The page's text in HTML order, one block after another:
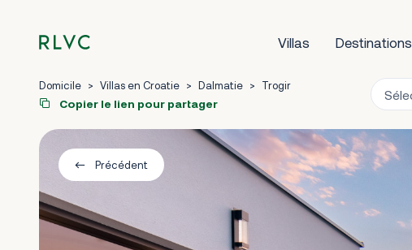
Villas Destinations
Domicile > Villas en Croatie > Dalmatie > Trogir
Copier le lien pour partager
Précédent